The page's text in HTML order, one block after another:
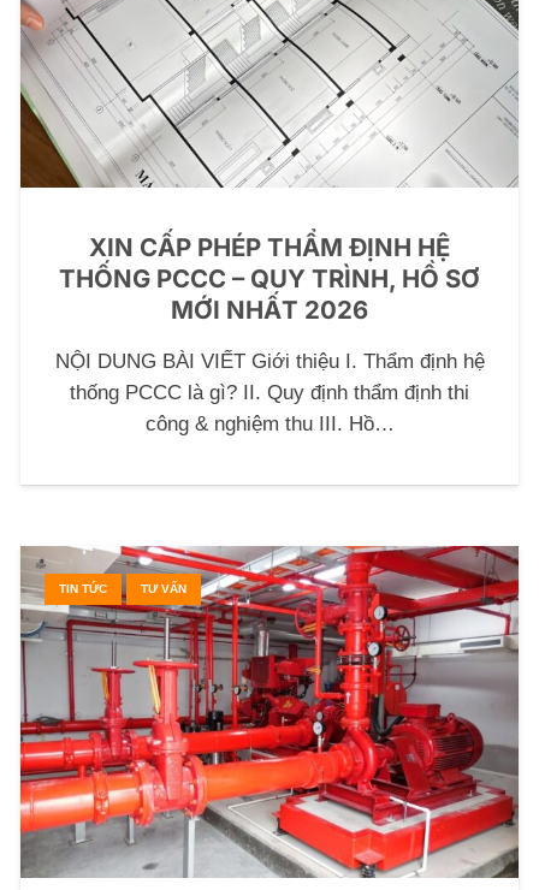
XIN CẤP PHÉP THẨM ĐỊNH HỆ
THỐNG PCCC – QUY TRÌNH, HỒ SƠ
MỚI NHẤT 2026
NỘI DUNG BÀI VIẾT Giới thiệu I. Thẩm định hệ
thống PCCC là gì? II. Quy định thẩm định thi
công & nghiệm thu III. Hồ…
TIN TỨC TƯ VẤN